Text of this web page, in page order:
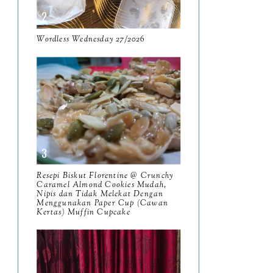
April9
Wordless Wednesday
17/2025
Wordless Wednesday
16/2025
Wordless Wednesday
15/2025
Tempat Makan Bukku Café,
Bandar Bukit Raja, Klang
Rencana Allah Adalah Yang
Terbaik
Wordless Wednesday
14/2025
Wordless Wednesday 27/2026
Resepi Biskut Florentine @ Crunchy
Caramel Almond Cookies Mudah,
Nipis dan Tidak Melekat Dengan
Menggunakan Paper Cup (Cawan
Kertas) Muffin Cupcake